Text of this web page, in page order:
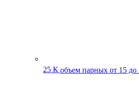
25 К объем парных от 15 до